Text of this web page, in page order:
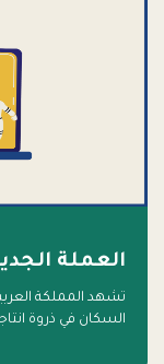
العملة
السكان في ذروة